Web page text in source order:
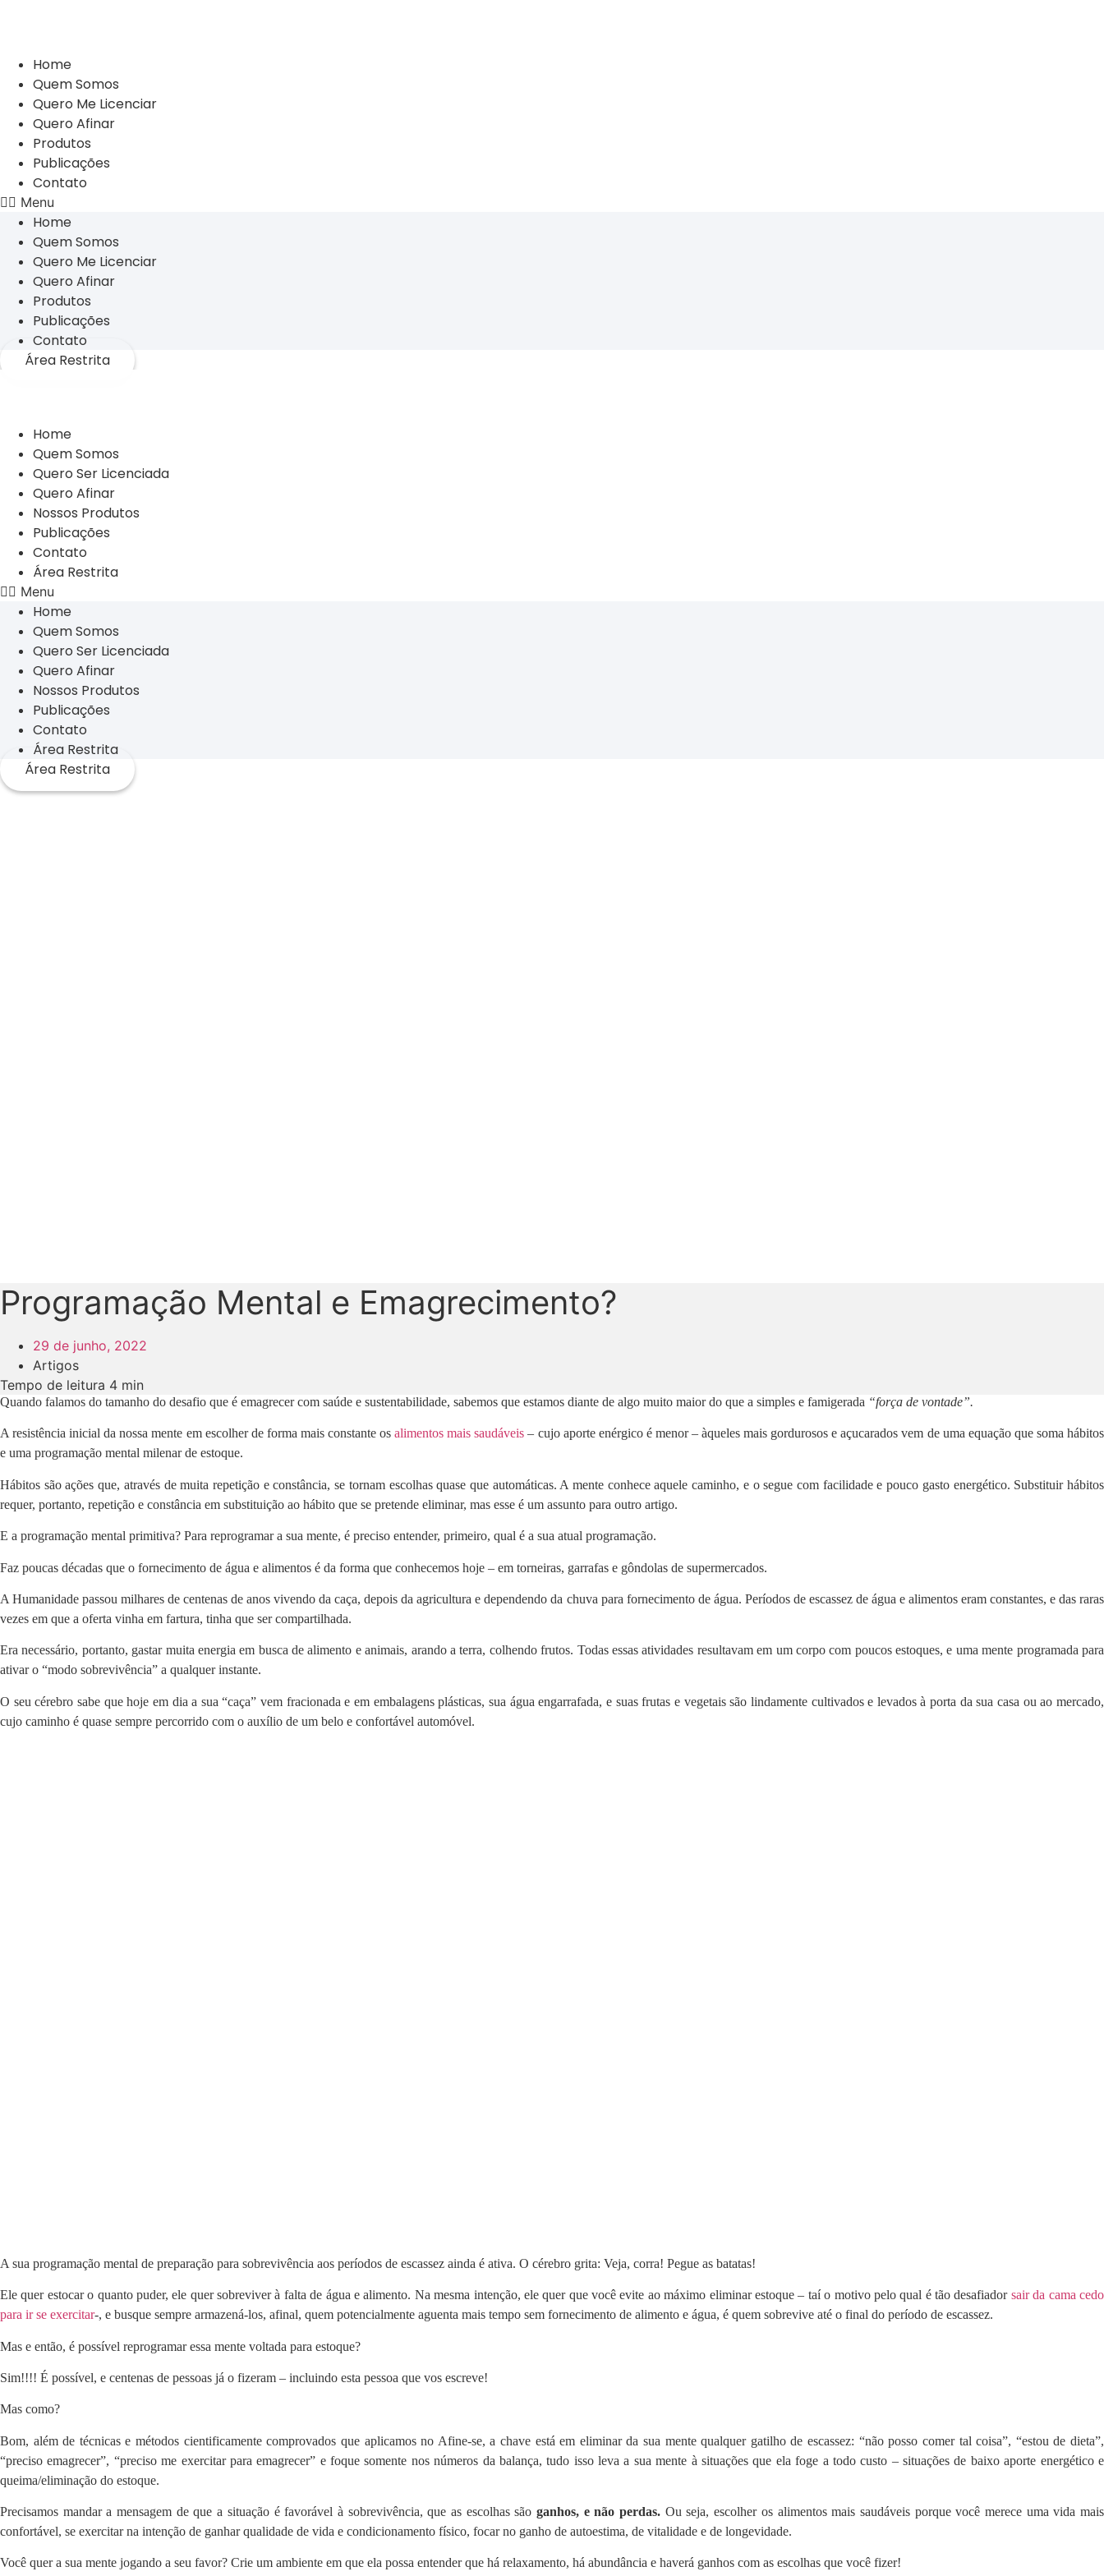
Home
Quem Somos
Quero Me Licenciar
Quero Afinar
Produtos
Publicações
Contato
Menu
Home
Quem Somos
Quero Me Licenciar
Quero Afinar
Produtos
Publicações
Contato
Área Restrita
Home
Quem Somos
Quero Ser Licenciada
Quero Afinar
Nossos Produtos
Publicações
Contato
Área Restrita
Menu
Home
Quem Somos
Quero Ser Licenciada
Quero Afinar
Nossos Produtos
Publicações
Contato
Área Restrita
Área Restrita
Programação Mental e Emagrecimento?
29 de junho, 2022
Artigos
Tempo de leitura 4 min
Quando falamos do tamanho do desafio que é emagrecer com saúde e sustentabilidade, sabemos que estamos diante de algo muito maior do que a simples e famigerada “força de vontade”.
A resistência inicial da nossa mente em escolher de forma mais constante osalimentos mais saudáveis – cujo aporte enérgico é menor – àqueles mais gordurosos e açucarados vem de uma equação que soma hábitos
e uma programação mental milenar de estoque.
Hábitos são ações que, através de muita repetição e constância, se tornam escolhas quase que automáticas. A mente conhece aquele caminho, e o segue com facilidade e pouco gasto energético. Substituir hábitos
requer, portanto, repetição e constância em substituição ao hábito que se pretende eliminar, mas esse é um assunto para outro artigo.
E a programação mental primitiva? Para reprogramar a sua mente, é preciso entender, primeiro, qual é a sua atual programação.
Faz poucas décadas que o fornecimento de água e alimentos é da forma que conhecemos hoje – em torneiras, garrafas e gôndolas de supermercados.
A Humanidade passou milhares de centenas de anos vivendo da caça, depois da agricultura e dependendo da chuva para fornecimento de água. Períodos de escassez de água e alimentos eram constantes, e das raras
vezes em que a oferta vinha em fartura, tinha que ser compartilhada.
Era necessário, portanto, gastar muita energia em busca de alimento e animais, arando a terra, colhendo frutos. Todas essas atividades resultavam em um corpo com poucos estoques, e uma mente programada para
ativar o “modo sobrevivência” a qualquer instante.
O seu cérebro sabe que hoje em dia a sua “caça” vem fracionada e em embalagens plásticas, sua água engarrafada, e suas frutas e vegetais são lindamente cultivados e levados à porta da sua casa ou ao mercado,
cujo caminho é quase sempre percorrido com o auxílio de um belo e confortável automóvel.
A sua programação mental de preparação para sobrevivência aos períodos de escassez ainda é ativa. O cérebro grita: Veja, corra! Pegue as batatas!
Ele quer estocar o quanto puder, ele quer sobreviver à falta de água e alimento. Na mesma intenção, ele quer que você evite ao máximo eliminar estoque – taí o motivo pelo qual é tão desafiador sair da cama cedo
para ir se exercitar-, e busque sempre armazená-los, afinal, quem potencialmente aguenta mais tempo sem fornecimento de alimento e água, é quem sobrevive até o final do período de escassez.
Mas e então, é possível reprogramar essa mente voltada para estoque?
Sim!!!! É possível, e centenas de pessoas já o fizeram – incluindo esta pessoa que vos escreve!
Mas como?
Bom, além de técnicas e métodos cientificamente comprovados que aplicamos no Afine-se, a chave está em eliminar da sua mente qualquer gatilho de escassez: “não posso comer tal coisa”, “estou de dieta”,
“preciso emagrecer”, “preciso me exercitar para emagrecer” e foque somente nos números da balança, tudo isso leva a sua mente à situações que ela foge a todo custo – situações de baixo aporte energético e
queima/eliminação do estoque.
Precisamos mandar a mensagem de que a situação é favorável à sobrevivência, que as escolhas são ganhos, e não perdas. Ou seja, escolher os alimentos mais saudáveis porque você merece uma vida mais
confortável, se exercitar na intenção de ganhar qualidade de vida e condicionamento físico, focar no ganho de autoestima, de vitalidade e de longevidade.
Você quer a sua mente jogando a seu favor? Crie um ambiente em que ela possa entender que há relaxamento, há abundância e haverá ganhos com as escolhas que você fizer!